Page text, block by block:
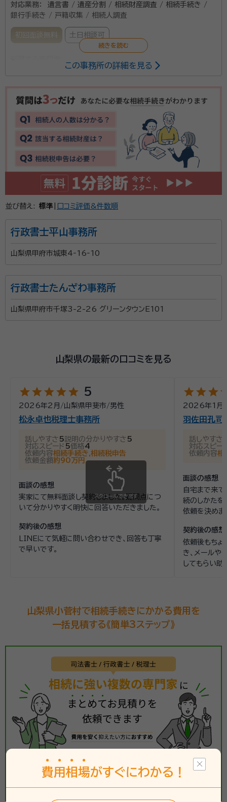
対応業務：
遺言書 / 遺産分割 / 相続財産調査 / 相続手続き /
銀行手続き / 戸籍収集 / 相続人調査
初回面談無料 土日相談可
当事務所は、主に遺産相続や遺言作成など相続遺言手
続きのサポートを行っております。 お忙しい社会人の方
もお気軽に相談できるよう土日も含め業務に対応させ
て頂いております。また、当事務所では初回の相談料
(相談のみの場合は有料)はいただいておりません。 相
談料を気にすることなく、なんでもお気軽にご相談くだ
資格等：行政書士
山梨県行政書士会
この事務所の詳細を見る
並び替え: 標準 口コミ評価&件数順
行政書士平山事務所
山梨県甲府市城東4‐16‐10
行政書士たんざわ事務所
山梨県甲府市千塚3-2-26 グリーンタウンE101
山梨県の最新の口コミを見る
starstarstarstarstar 5
2026年2月 /山梨県甲斐市/男性
松永卓也税理士事務所
話しやすさ 5説明の分かりやすさ 5
対応スピード 5価格4
依頼内容相続手続き,相続税申告
依頼金額約90万円
面談の感想
実家にて無料面談し契約しました。疑問点につ
いて分かりやすく明快に回答いただきました。
契約後の感想
LINEにて気軽に問い合わせでき、回答も丁寧
で早いです。
starstarstar
2026年1月
羽佐田孔司
話しやすさ
対応スピー
依頼内容相
面談の感想
自宅まで来て
続のしかたを
依頼を決めま
契約後の感想
依頼後もちょ
き、メールや
してもらい助
スクロールできます
山梨県小菅村で相続手続きにかかる費用を
一括見積する《簡単3ステップ》
費用 相場がすぐにわかる！